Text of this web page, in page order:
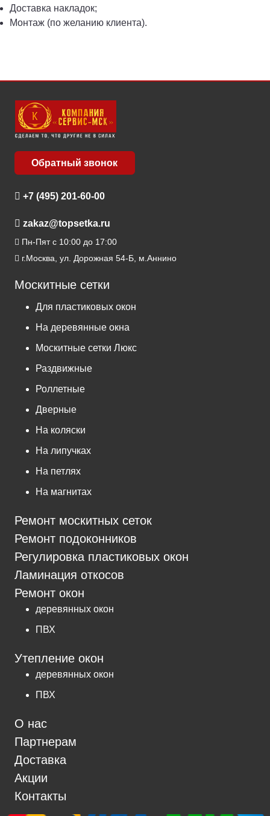
Доставка накладок;
Монтаж (по желанию клиента).
Обратный звонок
+7 (495) 201-60-00
zakaz@topsetka.ru
Пн-Пят с 10:00 до 17:00
г.Москва, ул. Дорожная 54-Б, м.Аннино
Москитные сетки
Для пластиковых окон
На деревянные окна
Москитные сетки Люкс
Раздвижные
Роллетные
Дверные
На коляски
На липучках
На петлях
На магнитах
Ремонт москитных сеток
Ремонт подоконников
Регулировка пластиковых окон
Ламинация откосов
Ремонт окон
деревянных окон
ПВХ
Утепление окон
деревянных окон
ПВХ
О нас
Партнерам
Доставка
Акции
Контакты